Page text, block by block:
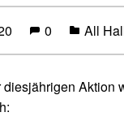
0 All
diesjährigen Aktion